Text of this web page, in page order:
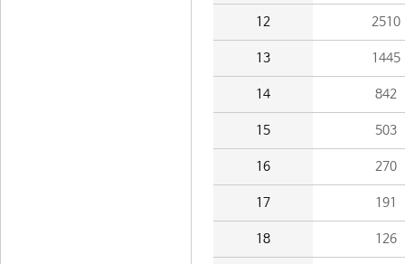
12 2510
13 1445
14 842
15 503
16 270
17 191
18 126